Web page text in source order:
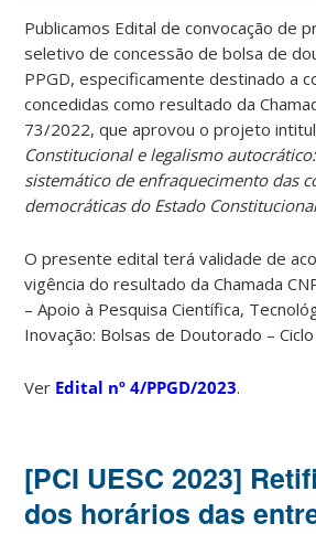
Publicamos Edital de convocação de
seletivo de concessão de bolsa de
PPGD, especificamente destinado a
concedidas como resultado da
73/2022, que aprovou o projeto
Constitucional e legalismo
sistemático de enfraquecimento das
democráticas do Estado
O presente edital terá validade de
vigência do resultado da Chamada
– Apoio à Pesquisa Científica,
Inovação: Bolsas de Doutorado –
Ver Edital nº 4/PPGD/2023.
[PCI UESC 2023]
dos horários das